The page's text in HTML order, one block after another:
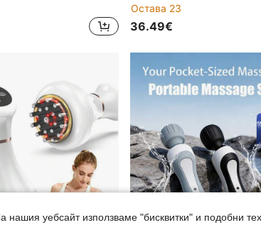
Остава 23
36.49€
нашия уебсайт използваме "бисквитки" и подобни